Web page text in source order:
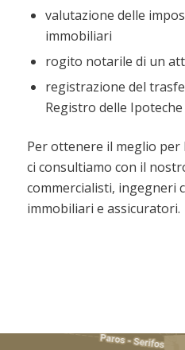
valutazione delle
immobiliari
rogito notarile di un
registrazione del
Registro delle
Per ottenere il meglio per
ci consultiamo con il
commercialisti, ingegneri
immobiliari e assicuratori.